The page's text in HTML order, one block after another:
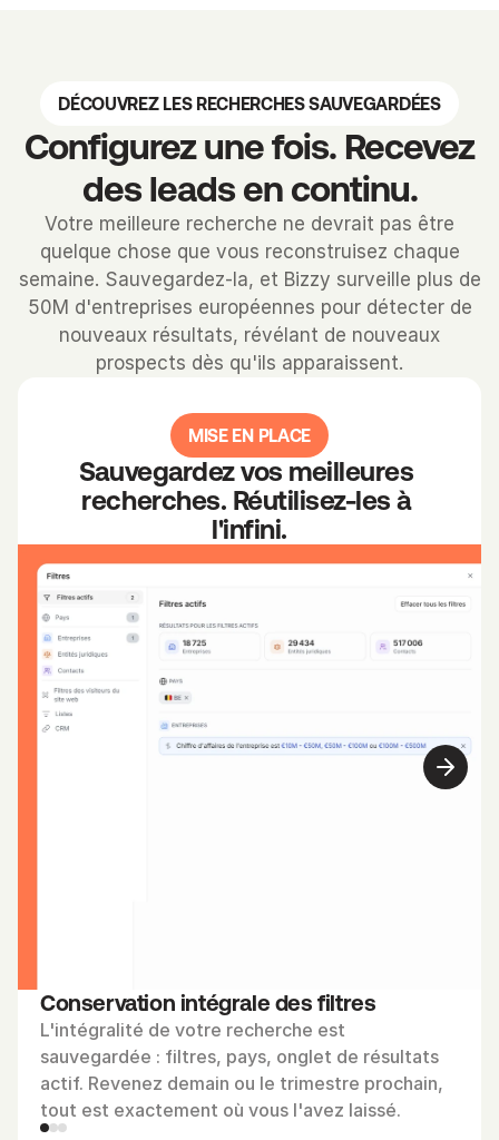
DÉCOUVREZ LES RECHERCHES SAUVEGARDÉES
Configurez une fois. Recevez
des leads en continu.
Votre meilleure recherche ne devrait pas être
quelque chose que vous reconstruisez chaque
semaine. Sauvegardez-la, et Bizzy surveille plus de
50M d'entreprises européennes pour détecter de
nouveaux résultats, révélant de nouveaux
prospects dès qu'ils apparaissent.
Conservation intégrale des filtres
L'intégralité de votre recherche est
sauvegardée : filtres, pays, onglet de résultats
actif. Revenez demain ou le trimestre prochain,
tout est exactement où vous l'avez laissé.
MISE EN PLACE
Sauvegardez vos meilleures
recherches. Réutilisez-les à
l'infini.